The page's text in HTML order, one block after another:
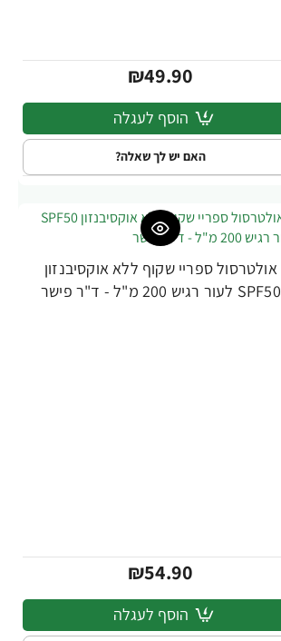
₪49.90
הוסף לעגלה
האם יש לך שאלה?
אולטרסול ספריי שקוף ללא אוקסיבנזון
SPF50 לעור רגיש 200 מ"ל - ד"ר פישר
₪54.90
הוסף לעגלה